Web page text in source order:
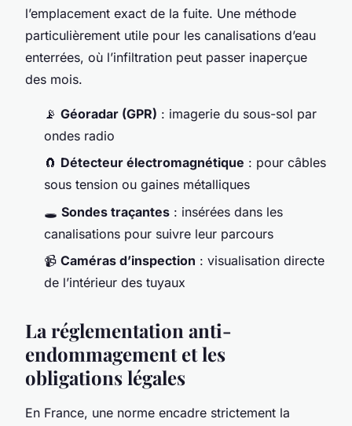
l’emplacement exact de la fuite. Une méthode
particulièrement utile pour les canalisations d’eau
enterrées, où l’infiltration peut passer inaperçue
des mois.
📡 Géoradar (GPR) : imagerie du sous-sol par
ondes radio
🧲 Détecteur électromagnétique : pour câbles
sous tension ou gaines métalliques
🕳️ Sondes traçantes : insérées dans les
canalisations pour suivre leur parcours
📹 Caméras d’inspection : visualisation directe
de l’intérieur des tuyaux
La réglementation anti-
endommagement et les
obligations légales
En France, une norme encadre strictement la